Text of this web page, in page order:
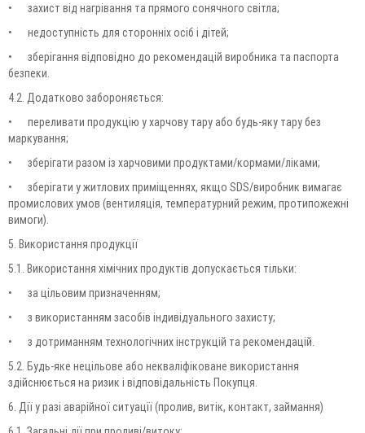
•
захист від нагрівання та прямого сонячного світла;
•
недоступність для сторонніх осіб і дітей;
•
зберігання відповідно до рекомендацій виробника та паспорта
безпеки.
4.2. Додатково забороняється:
•
переливати продукцію у харчову тару або будь-яку тару без
маркування;
•
зберігати разом із харчовими продуктами/кормами/ліками;
•
зберігати у житлових приміщеннях, якщо SDS/виробник вимагає
промислових умов (вентиляція, температурний режим, протипожежні
вимоги).
5. Використання продукції
5.1. Використання хімічних продуктів допускається тільки:
•
за цільовим призначенням;
•
з використанням засобів індивідуального захисту;
•
з дотриманням технологічних інструкцій та рекомендацій.
5.2. Будь-яке нецільове або некваліфіковане використання
здійснюється на ризик і відповідальність Покупця.
6. Дії у разі аварійної ситуації (пролив, витік, контакт, займання)